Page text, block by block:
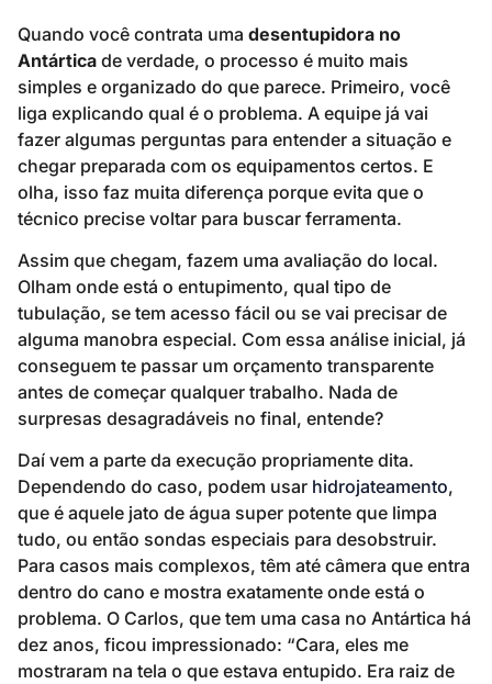
Quando você contrata uma desentupidora no
Antártica de verdade, o processo é muito mais
simples e organizado do que parece. Primeiro, você
liga explicando qual é o problema. A equipe já vai
fazer algumas perguntas para entender a situação e
chegar preparada com os equipamentos certos. E
olha, isso faz muita diferença porque evita que o
técnico precise voltar para buscar ferramenta.
Assim que chegam, fazem uma avaliação do local.
Olham onde está o entupimento, qual tipo de
tubulação, se tem acesso fácil ou se vai precisar de
alguma manobra especial. Com essa análise inicial, já
conseguem te passar um orçamento transparente
antes de começar qualquer trabalho. Nada de
surpresas desagradáveis no final, entende?
Daí vem a parte da execução propriamente dita.
Dependendo do caso, podem usar hidrojateamento,
que é aquele jato de água super potente que limpa
tudo, ou então sondas especiais para desobstruir.
Para casos mais complexos, têm até câmera que entra
dentro do cano e mostra exatamente onde está o
problema. O Carlos, que tem uma casa no Antártica há
dez anos, ficou impressionado: “Cara, eles me
mostraram na tela o que estava entupido. Era raiz de